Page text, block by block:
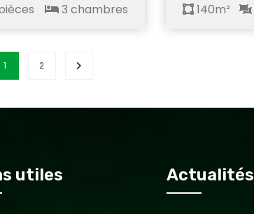
3 chambres 140m²
1 2
utiles Actualités